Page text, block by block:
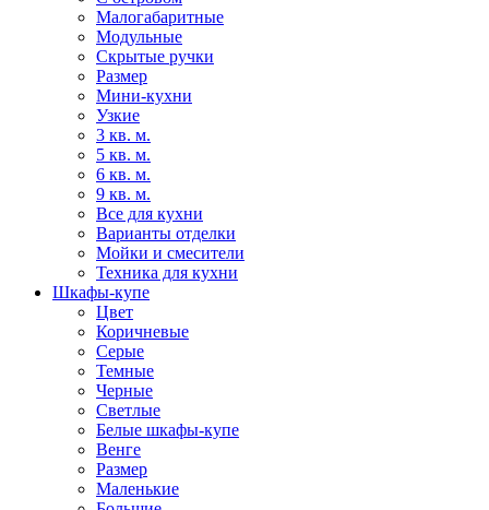
Малогабаритные
Модульные
Скрытые ручки
Размер
Мини-кухни
Узкие
3 кв. м.
5 кв. м.
6 кв. м.
9 кв. м.
Все для кухни
Варианты отделки
Мойки и смесители
Техника для кухни
Шкафы-купе
Цвет
Коричневые
Серые
Темные
Черные
Светлые
Белые шкафы-купе
Венге
Размер
Маленькие